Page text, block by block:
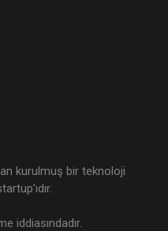
kurulmuş bir teknoloji
iddiasındadır.